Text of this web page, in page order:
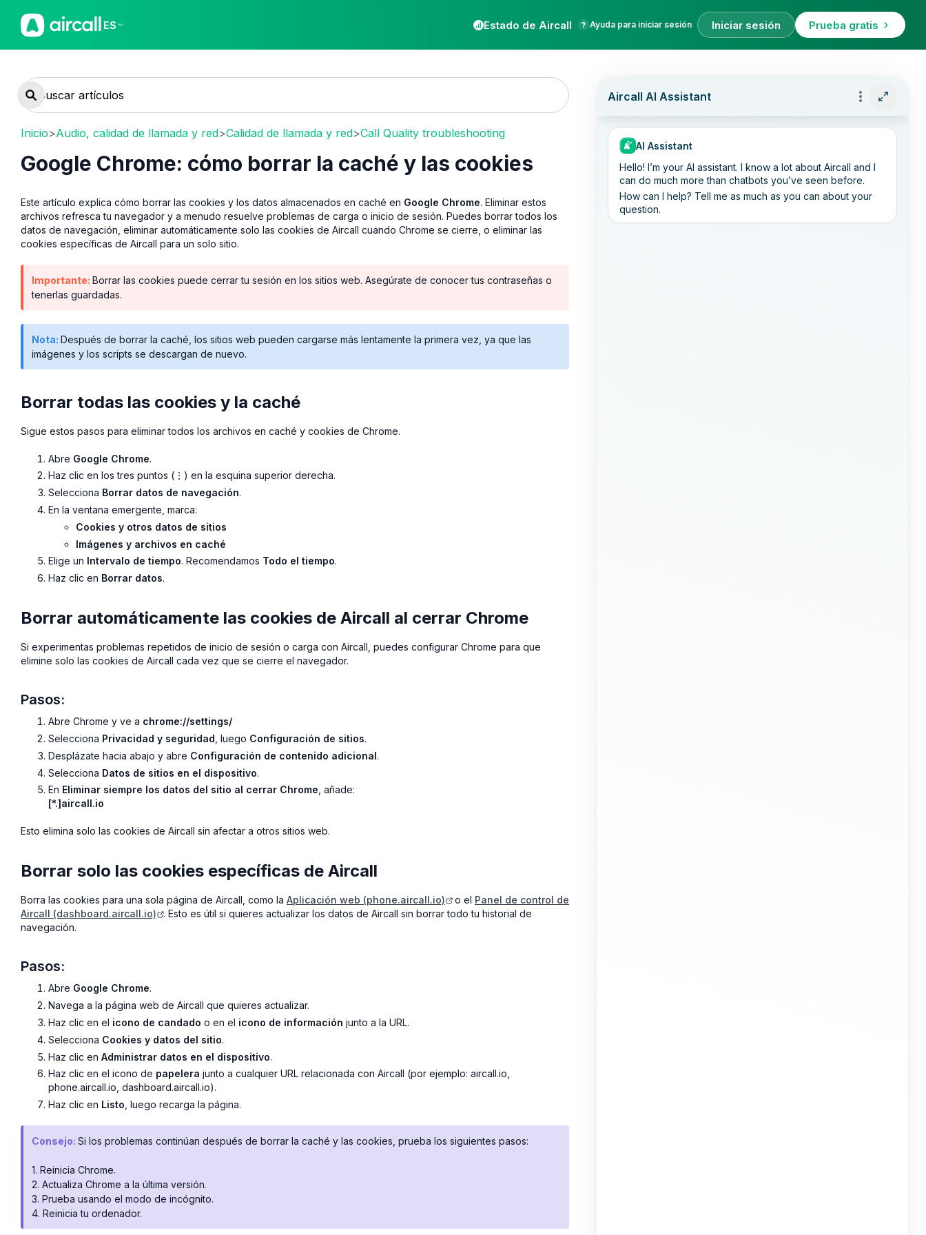
ES Estado de Aircall Ayuda para iniciar sesión Iniciar sesión Prueba gratis
Inicio>Audio, calidad de llamada y red>Calidad de llamada y red>Call Quality troubleshooting
Google Chrome: cómo borrar la caché y las cookies
Este artículo explica cómo borrar las cookies y los datos almacenados en caché en Google Chrome. Eliminar estos
archivos refresca tu navegador y a menudo resuelve problemas de carga o inicio de sesión. Puedes borrar todos los
datos de navegación, eliminar automáticamente solo las cookies de Aircall cuando Chrome se cierre, o eliminar las
cookies específicas de Aircall para un solo sitio.
Importante: Borrar las cookies puede cerrar tu sesión en los sitios web. Asegúrate de conocer tus contraseñas o
tenerlas guardadas.
Nota: Después de borrar la caché, los sitios web pueden cargarse más lentamente la primera vez, ya que las
imágenes y los scripts se descargan de nuevo.
Borrar todas las cookies y la caché
Sigue estos pasos para eliminar todos los archivos en caché y cookies de Chrome.
Abre Google Chrome.
Haz clic en los tres puntos (⋮) en la esquina superior derecha.
Selecciona Borrar datos de navegación.
En la ventana emergente, marca:
Cookies y otros datos de sitios
Imágenes y archivos en caché
Elige un Intervalo de tiempo. Recomendamos Todo el tiempo.
Haz clic en Borrar datos.
Borrar automáticamente las cookies de Aircall al cerrar Chrome
Si experimentas problemas repetidos de inicio de sesión o carga con Aircall, puedes configurar Chrome para que
elimine solo las cookies de Aircall cada vez que se cierre el navegador.
Pasos:
Abre Chrome y ve a chrome://settings/
Selecciona Privacidad y seguridad , luego Configuración de sitios.
Desplázate hacia abajo y abre Configuración de contenido adicional.
Selecciona Datos de sitios en el dispositivo.
En Eliminar siempre los datos del sitio al cerrar Chrome , añade:
[*.]aircall.io
Esto elimina solo las cookies de Aircall sin afectar a otros sitios web.
Borrar solo las cookies específicas de Aircall
Borra las cookies para una sola página de Aircall, como la Aplicación web (phone.aircall.io) o el Panel de control de
Aircall (dashboard.aircall.io)
. Esto es útil si quieres actualizar los datos de Aircall sin borrar todo tu historial de
navegación.
Pasos:
Abre Google Chrome.
Navega a la página web de Aircall que quieres actualizar.
Haz clic en el icono de candado o en el icono de información junto a la URL.
Selecciona Cookies y datos del sitio.
Haz clic en Administrar datos en el dispositivo.
Haz clic en el icono de papelera junto a cualquier URL relacionada con Aircall (por ejemplo: aircall.io,
phone.aircall.io, dashboard.aircall.io).
Haz clic en Listo , luego recarga la página.
Consejo: Si los problemas continúan después de borrar la caché y las cookies, prueba los siguientes pasos:
1. Reinicia Chrome.
2. Actualiza Chrome a la última versión.
3. Prueba usando el modo de incógnito.
4. Reinicia tu ordenador.